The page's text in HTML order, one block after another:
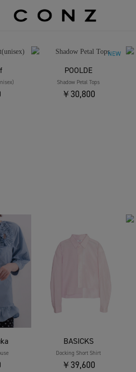
POOLDE
Shadow Petal Tops
￥30,800
BASICKS
Docking Short Shirt
￥39,600